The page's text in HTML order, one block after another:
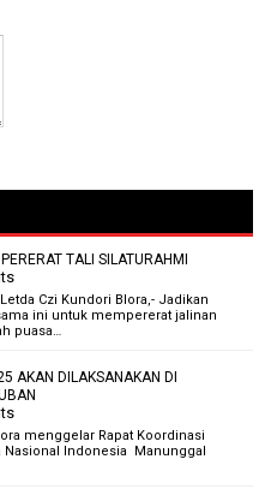
TALI SILATURAHMI
Czi Kundori Blora,- Jadikan
ini untuk mempererat jalinan
puasa…
AKAN DILAKSANAKAN DI
menggelar Rapat Koordinasi
Nasional Indonesia Manunggal